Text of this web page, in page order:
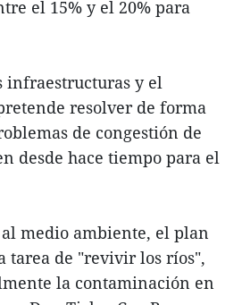
el 15% y el 20% para
infraestructuras y el
resolver de forma
de congestión de
desde hace tiempo para el
medio ambiente, el plan
tarea de "revivir los ríos",
la contaminación en